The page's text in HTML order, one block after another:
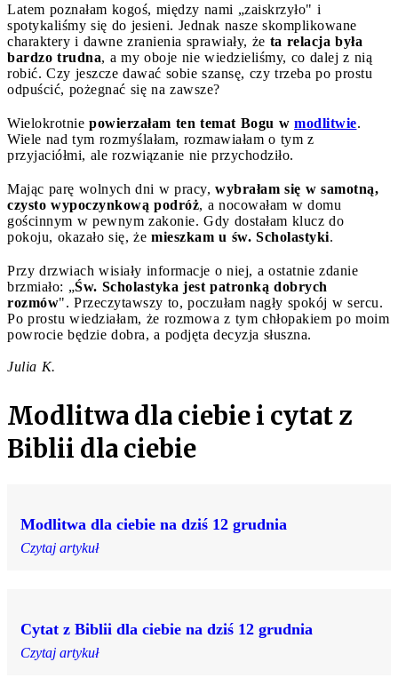
Latem poznałam kogoś, między nami „zaiskrzyło" i
spotykaliśmy się do jesieni. Jednak nasze skomplikowane
charaktery i dawne zranienia sprawiały, że ta relacja była
bardzo trudna, a my oboje nie wiedzieliśmy, co dalej z nią
robić. Czy jeszcze dawać sobie szansę, czy trzeba po prostu
odpuścić, pożegnać się na zawsze?
Wielokrotnie powierzałam ten temat Bogu w modlitwie.
Wiele nad tym rozmyślałam, rozmawiałam o tym z
przyjaciółmi, ale rozwiązanie nie przychodziło.
Mając parę wolnych dni w pracy, wybrałam się w samotną,
czysto wypoczynkową podróż, a nocowałam w domu
gościnnym w pewnym zakonie. Gdy dostałam klucz do
pokoju, okazało się, że mieszkam u św. Scholastyki.
Przy drzwiach wisiały informacje o niej, a ostatnie zdanie
brzmiało: „Św. Scholastyka jest patronką dobrych
rozmów". Przeczytawszy to, poczułam nagły spokój w sercu.
Po prostu wiedziałam, że rozmowa z tym chłopakiem po moim
powrocie będzie dobra, a podjęta decyzja słuszna.
Julia K.
Modlitwa dla ciebie i cytat z
Biblii dla ciebie
Modlitwa dla ciebie na dziś 12 grudnia
Czytaj artykuł
Cytat z Biblii dla ciebie na dziś 12 grudnia
Czytaj artykuł